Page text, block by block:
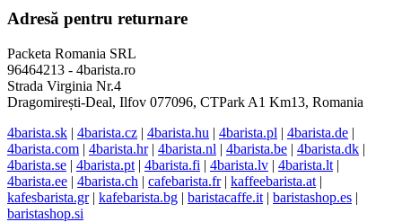
Adresă pentru returnare
Packeta Romania SRL
96464213 - 4barista.ro
Strada Virginia Nr.4
Dragomirești-Deal, Ilfov 077096, CTPark A1 Km13, Romania
4barista.sk | 4barista.cz | 4barista.hu | 4barista.pl | 4barista.de |
4barista.com | 4barista.hr| 4barista.nl | 4barista.be | 4barista.dk |
4barista.se | 4barista.pt | 4barista.fi | 4barista.lv | 4barista.lt |
4barista.ee | 4barista.ch | cafebarista.fr| kaffeebarista.at |
kafesbarista.gr| kafebarista.bg | baristacaffe.it | baristashop.es |
baristashop.si